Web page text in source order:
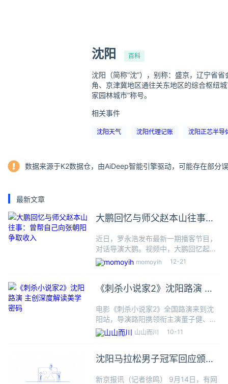
沈阳 百科
沈阳（简称“沈”），别称：盛京，辽宁省
角、京津冀地区通往关东地区的综合枢纽
家园林城市”称号。
相关事件
沈阳天气 沈阳代理记账 沈阳正芯半导
数据来源于K2数据仓，由AiDeep智能引擎驱动，可能存在部分
最新文章
大鹏回忆与师父赵本山往事：
近日，罗永浩发布最新一期播客节目，
对话导演大鹏。视频中，大鹏回忆起了
自己和师父赵本山的往事。2009年春
晚后，大鹏在老家接到本山传媒电话，
安排他主持辽宁卫视节目，并派
momoyih 12-21
《刺杀小说家2》沈阳路演 主
电影《刺杀小说家2》全国路演来到沈
阳站，导演路阳携领衔主演董子健、主
演丁程鑫与观众展开热情互动，现场气
氛高涨。影片自上映以来，其独特的东
影“将传统艺术与现代影像完美融
山山而川 10-11
沈阳马拉松男子冠军回应颁奖
新京报讯（记者徐鸣） 9月14日，有网